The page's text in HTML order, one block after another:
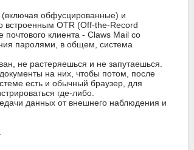
(включая обфусцированные) и
встроенным OTR (Off-the-Record
клиента - Claws Mail со
паролями, в общем, система
не растеряешься и не запутаешься.
на них, чтобы потом, после
есть и обычный браузер, для
где-либо.
данных от внешнего наблюдения и